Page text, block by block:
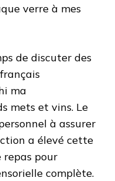
verre à mes
de discuter des
ma
mets et vins. Le
à assurer
a élevé cette
repas pour
complète.